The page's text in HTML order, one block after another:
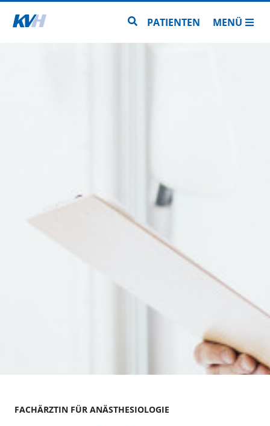
Zur Startseite Zur Seitensuche
PATIENTEN MENÜ
FACHÄRZTIN FÜR ANÄSTHESIOLOGIE